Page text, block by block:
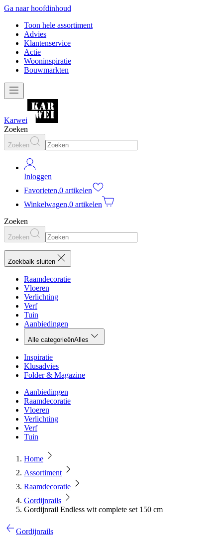
Ga naar hoofdinhoud
Toon hele assortiment
Advies
Klantenservice
Actie
Wooninspiratie
Bouwmarkten
Karwei
Zoeken
Zoeken
Inloggen
Favorieten,0 artikelen
Winkelwagen,0 artikelen
Zoeken
Zoeken
Zoekbalk sluiten
Raamdecoratie
Vloeren
Verlichting
Verf
Tuin
Aanbiedingen
Alle categorieënAlles
Inspiratie
Klusadvies
Folder & Magazine
Aanbiedingen
Raamdecoratie
Vloeren
Verlichting
Verf
Tuin
Home
Assortiment
Raamdecoratie
Gordijnrails
Gordijnrail Endless wit complete set 150 cm
Gordijnrails